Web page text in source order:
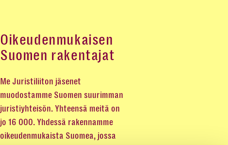
Oikeudenmukaisen
Suomen rakentajat
Me Juristiliiton jäsenet
muodostamme Suomen suurimman
juristiyhteisön. Yhteensä meitä on
jo 16 000. Yhdessä rakennamme
oikeudenmukaista Suomea, jossa